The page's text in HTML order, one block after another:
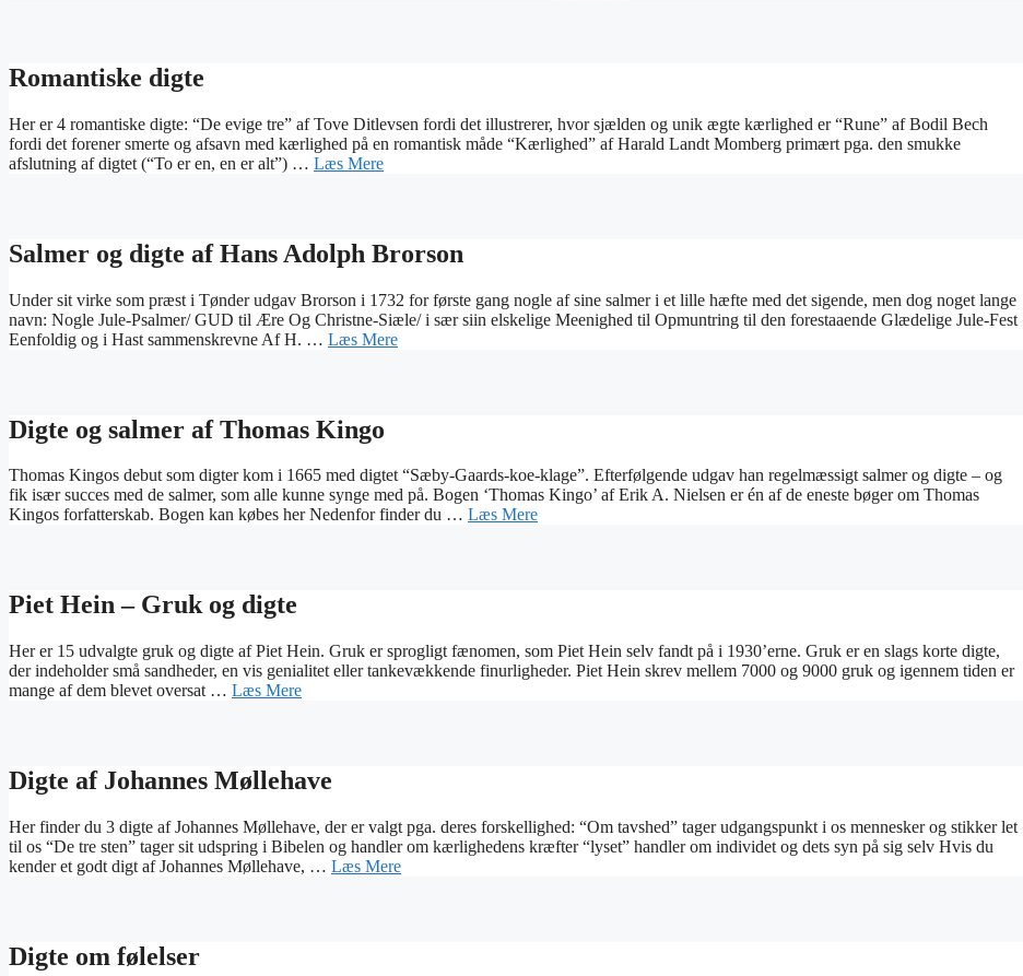
Romantiske digte
Her er 4 romantiske digte: “De evige tre” af Tove Ditlevsen fordi det illustrerer, hvor sjælden og unik ægte kærlighed er “Rune” af Bodil Bech
fordi det forener smerte og afsavn med kærlighed på en romantisk måde “Kærlighed” af Harald Landt Momberg primært pga. den smukke
afslutning af digtet (“To er en, en er alt”) … Læs Mere
Salmer og digte af Hans Adolph Brorson
Under sit virke som præst i Tønder udgav Brorson i 1732 for første gang nogle af sine salmer i et lille hæfte med det sigende, men dog noget lange
navn: Nogle Jule-Psalmer/ GUD til Ære Og Christne-Siæle/ i sær siin elskelige Meenighed til Opmuntring til den forestaaende Glædelige Jule-Fest
Eenfoldig og i Hast sammenskrevne Af H. … Læs Mere
Digte og salmer af Thomas Kingo
Thomas Kingos debut som digter kom i 1665 med digtet “Sæby-Gaards-koe-klage”. Efterfølgende udgav han regelmæssigt salmer og digte – og
fik især succes med de salmer, som alle kunne synge med på. Bogen ‘Thomas Kingo’ af Erik A. Nielsen er én af de eneste bøger om Thomas
Kingos forfatterskab. Bogen kan købes her Nedenfor finder du … Læs Mere
Piet Hein – Gruk og digte
Her er 15 udvalgte gruk og digte af Piet Hein. Gruk er sprogligt fænomen, som Piet Hein selv fandt på i 1930’erne. Gruk er en slags korte digte,
der indeholder små sandheder, en vis genialitet eller tankevækkende finurligheder. Piet Hein skrev mellem 7000 og 9000 gruk og igennem tiden er
mange af dem blevet oversat … Læs Mere
Digte af Johannes Møllehave
Her finder du 3 digte af Johannes Møllehave, der er valgt pga. deres forskellighed: “Om tavshed” tager udgangspunkt i os mennesker og stikker let
til os “De tre sten” tager sit udspring i Bibelen og handler om kærlighedens kræfter “lyset” handler om individet og dets syn på sig selv Hvis du
kender et godt digt af Johannes Møllehave, … Læs Mere
Digte om følelser